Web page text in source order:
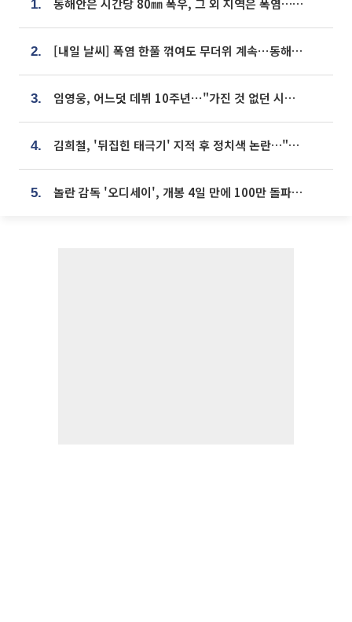
1. 동해안은 시간당 80㎜ 폭우, 그 외 지역은 폭염…‘극과 극 날씨’
2. [내일 날씨] 폭염 한풀 꺾여도 무더위 계속⋯동해안 이틀 연속 비
3. 임영웅, 어느덧 데뷔 10주년⋯"가진 것 없던 시절, 내 앞엔 20명의 팬뿐"
4. 김희철, '뒤집힌 태극기' 지적 후 정치색 논란…"좌우 떠나 우리나라 국기"
5. 놀란 감독 '오디세이', 개봉 4일 만에 100만 돌파⋯'왕사남' 보다 빠르다